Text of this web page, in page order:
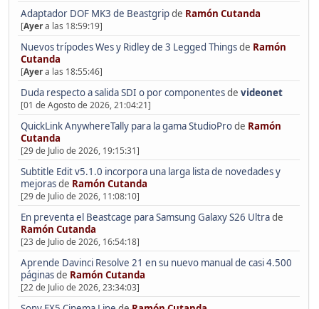
Adaptador DOF MK3 de Beastgripde Ramón Cutanda
[Ayera las 18:59:19]
Nuevos trípodes Wes y Ridley de 3 Legged Thingsde Ramón
Cutanda
[Ayera las 18:55:46]
Duda respecto a salida SDI o por componentesde videonet
[01 de Agosto de 2026, 21:04:21]
QuickLink AnywhereTally para la gama StudioProde Ramón
Cutanda
[29 de Julio de 2026, 19:15:31]
Subtitle Edit v5.1.0 incorpora una larga lista de novedades y
mejorasde Ramón Cutanda
[29 de Julio de 2026, 11:08:10]
En preventa el Beastcage para Samsung Galaxy S26 Ultrade
Ramón Cutanda
[23 de Julio de 2026, 16:54:18]
Aprende Davinci Resolve 21 en su nuevo manual de casi 4.500
páginasde Ramón Cutanda
[22 de Julio de 2026, 23:34:03]